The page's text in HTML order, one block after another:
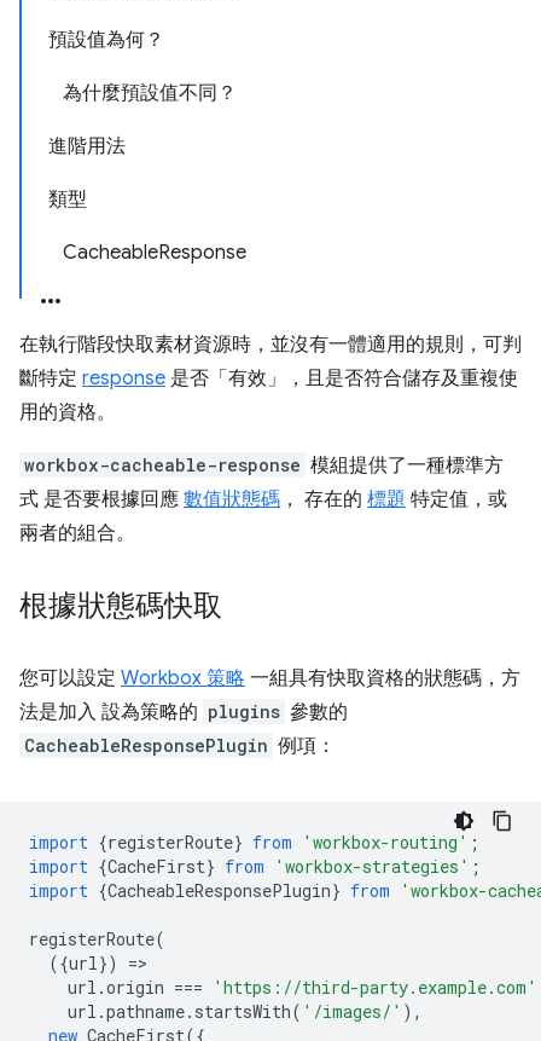
預設值為何？
為什麼預設值不同？
進階用法
類型
CacheableResponse
在執行階段快取素材資源時，並沒有一體適用的規則，可判
斷特定 response 是否「有效」，且是否符合儲存及重複使
用的資格。
workbox-cacheable-response 模組提供了一種標準方
式 是否要根據回應 數值狀態碼 ， 存在的 標題 特定值，或
兩者的組合。
根據狀態碼快取
您可以設定 Workbox 策略 一組具有快取資格的狀態碼，方
法是加入 設為策略的 plugins 參數的
CacheableResponsePlugin 例項：
import {registerRoute} from 'workbox-routing' ;
import {CacheFirst} from 'workbox-strategies' ;
import {CacheableResponsePlugin} from 'workbox-
registerRoute(
({url}) =
url .origin ===
'https://third-party.example.com'
url .pathname. startsWith( '/images/' ),
new CacheFirst({